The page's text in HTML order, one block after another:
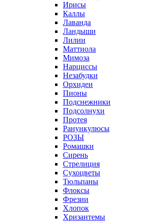
Ирисы
Каллы
Лаванда
Ландыши
Лилии
Маттиола
Мимоза
Нарциссы
Незабудки
Орхидеи
Пионы
Подснежники
Подсолнухи
Протея
Ранункулюсы
РОЗЫ
Ромашки
Сирень
Стрелиция
Сухоцветы
Тюльпаны
Флоксы
Фрезии
Хлопок
Хризантемы